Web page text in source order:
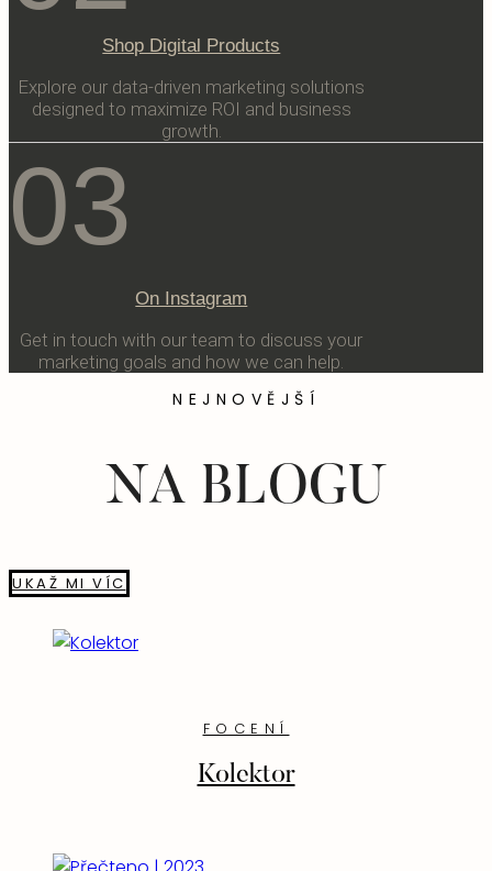
Shop Digital Products
Explore our data-driven marketing solutions
designed to maximize ROI and business
growth.
03
On Instagram
Get in touch with our team to discuss your
marketing goals and how we can help.
NEJNOVĚJŠÍ
NA BLOGU
UKAŽ MI VÍC
FOCENÍ
Kolektor